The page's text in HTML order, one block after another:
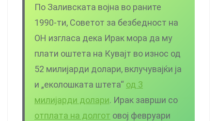
По Заливската војна во раните
1990-ти, Советот за безбедност на
ОН изгласа дека Ирак мора да му
плати оштета на Кувајт во износ од
52 милијарди долари, вклучувајќи ја
и „еколошката штета“ од 3
милијарди долари. Ирак заврши со
отплата на долгот овој февруари